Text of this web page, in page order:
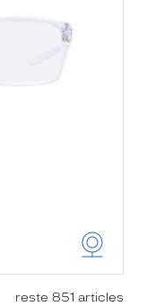
reste 851 articles